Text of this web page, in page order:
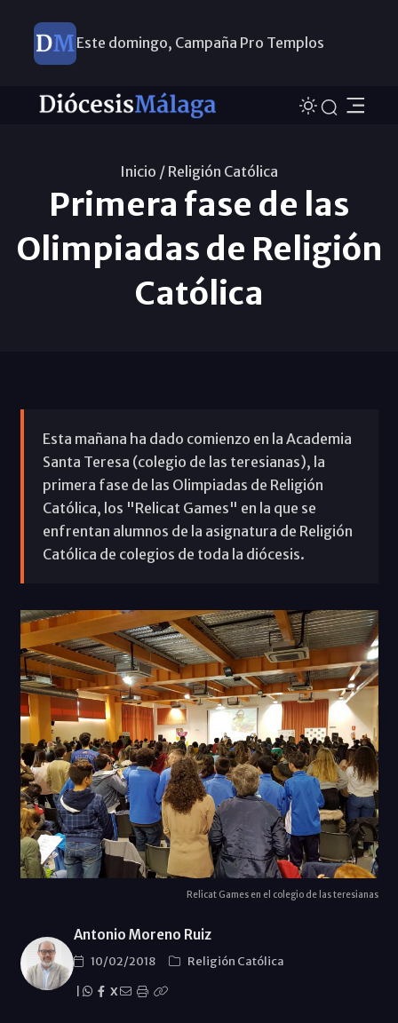
Este domingo, Campaña Pro Templos
Inicio / Religión Católica
Primera fase de las
Olimpiadas de Religión
Católica
Esta mañana ha dado comienzo en la Academia
Santa Teresa (colegio de las teresianas), la
primera fase de las Olimpiadas de Religión
Católica, los "Relicat Games" en la que se
enfrentan alumnos de la asignatura de Religión
Católica de colegios de toda la diócesis.
Relicat Games en el colegio de las teresianas
Antonio Moreno Ruiz
10/02/2018
Religión Católica
X